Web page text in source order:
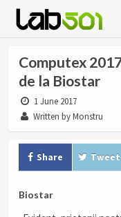
Computex
de la Biostar
1 June 2017
Written by Monstru
Share Tweet
Biostar